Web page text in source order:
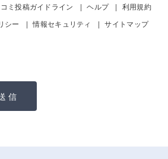
ミ投稿ガイドライン ヘルプ
利用規約
シー 情報セキュリティ サイトマップ
信